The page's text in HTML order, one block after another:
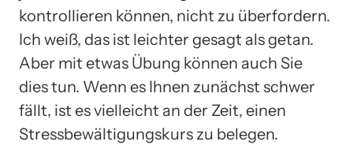
kontrollieren können, nicht zu überfordern.
Ich weiß, das ist leichter gesagt als getan.
Aber mit etwas Übung können auch Sie
dies tun. Wenn es Ihnen zunächst schwer
fällt, ist es vielleicht an der Zeit, einen
Stressbewältigungskurs zu belegen.